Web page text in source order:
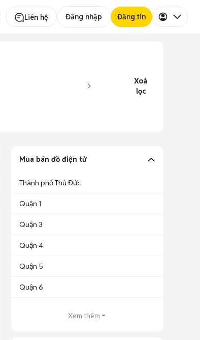
Liên hệ Đăng nhập Đăng tin
Xoá
lọc
Mua bán đồ điện tử
Thành phố Thủ Đức
Quận 1
Quận 3
Quận 4
Quận 5
Quận 6
Xem thêm